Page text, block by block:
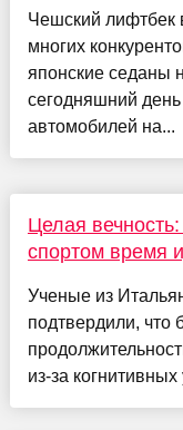
Чешский лифтбек
многих
японские седаны
сегодняшний
автомобилей на...
Целая
спортом время
Ученые из
подтвердили, что
из-за